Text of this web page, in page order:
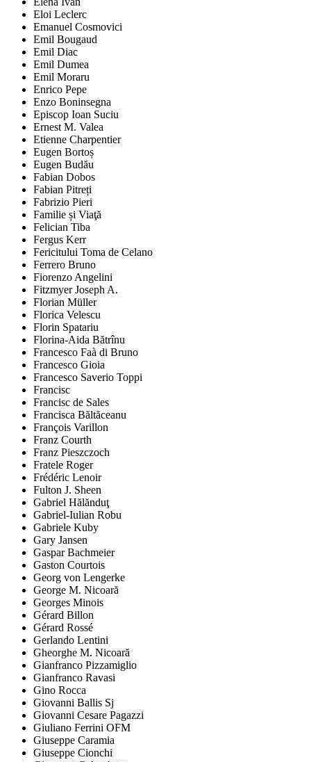
Eloi Leclerc
Emanuel Cosmovici
Emil Bougaud
Emil Diac
Emil Dumea
Emil Moraru
Enrico Pepe
Enzo Boninsegna
Episcop Ioan Suciu
Ernest M. Valea
Etienne Charpentier
Eugen Bortoș
Eugen Budău
Fabian Dobos
Fabian Pitreți
Fabrizio Pieri
Familie și Viaţă
Felician Tiba
Fergus Kerr
Fericitului Toma de Celano
Ferrero Bruno
Fiorenzo Angelini
Fitzmyer Joseph A.
Florian Müller
Florica Velescu
Florin Spatariu
Florina-Aida Bătrînu
Francesco Faà di Bruno
Francesco Gioia
Francesco Saverio Toppi
Francisc
Francisc de Sales
Francisca Băltăceanu
François Varillon
Franz Courth
Franz Pieszczoch
Fratele Roger
Frédéric Lenoir
Fulton J. Sheen
Gabriel Hălănduţ
Gabriel-Iulian Robu
Gabriele Kuby
Gary Jansen
Gaspar Bachmeier
Gaston Courtois
Georg von Lengerke
George M. Nicoară
Georges Minois
Gérard Billon
Gérard Rossé
Gerlando Lentini
Gheorghe M. Nicoară
Gianfranco Pizzamiglio
Gianfranco Ravasi
Gino Rocca
Giovanni Ballis Sj
Giovanni Cesare Pagazzi
Giuliano Ferrini OFM
Giuseppe Caramia
Giuseppe Cionchi